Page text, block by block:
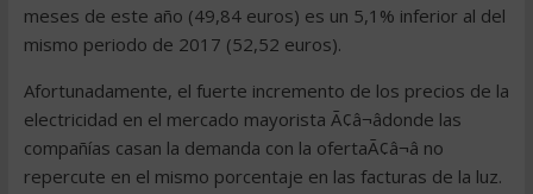
meses de este año (49,84 euros) es un 5,1% inferior al del
mismo periodo de 2017 (52,52 euros).
Afortunadamente, el fuerte incremento de los precios de la
electricidad en el mercado mayorista Ã¢â¬âdonde las
compañías casan la demanda con la ofertaÃ¢â¬â no
repercute en el mismo porcentaje en las facturas de la luz.